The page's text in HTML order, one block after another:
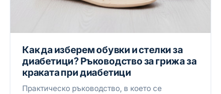
Как да изберем обувки и стелки за
диабетици? Ръководство за грижа за
краката при диабетици
Практическо ръководство, в което се